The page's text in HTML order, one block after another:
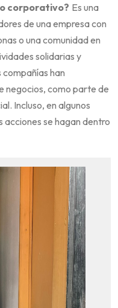
corporativo? Es una
de una empresa con
o una comunidad en
solidarias y
han
negocios, como parte de
Incluso, en algunos
acciones se hagan dentro